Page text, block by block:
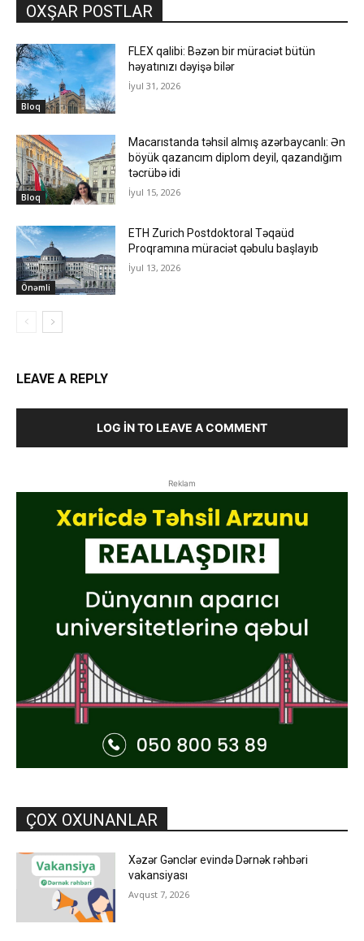
OXŞAR POSTLAR
Bloq
FLEX qalibi: Bəzən bir müraciət bütün
həyatınızı dəyişə bilər
İyul 31, 2026
Bloq
Macarıstanda təhsil almış azərbaycanlı: Ən
böyük qazancım diplom deyil, qazandığım
təcrübə idi
İyul 15, 2026
Önəmli
ETH Zurich Postdoktoral Təqaüd
Proqramına müraciət qəbulu başlayıb
İyul 13, 2026
LEAVE A REPLY
LOG IN TO LEAVE A COMMENT
Reklam
ÇOX OXUNANLAR
Xəzər Gənclər evində Dərnək rəhbəri
vakansiyası
Avqust 7, 2026